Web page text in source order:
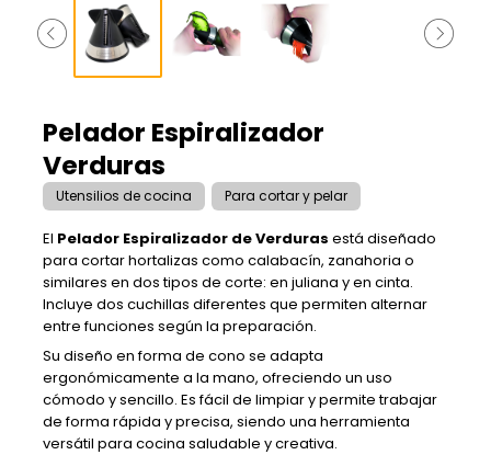
Pelador Espiralizador
Verduras
Utensilios de cocina Para cortar y pelar
El Pelador Espiralizador de Verduras está diseñado
para cortar hortalizas como calabacín, zanahoria o
similares en dos tipos de corte: en juliana y en cinta.
Incluye dos cuchillas diferentes que permiten alternar
entre funciones según la preparación.
Su diseño en forma de cono se adapta
ergonómicamente a la mano, ofreciendo un uso
cómodo y sencillo. Es fácil de limpiar y permite trabajar
de forma rápida y precisa, siendo una herramienta
versátil para cocina saludable y creativa.